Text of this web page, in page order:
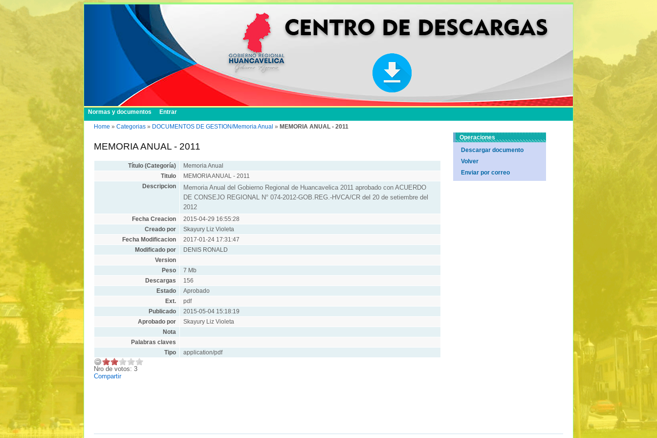
Normas y documentos Entrar
Home » Categorias » DOCUMENTOS DE GESTION/Memoria Anual » MEMORIA ANUAL - 2011
MEMORIA ANUAL - 2011
Título (Categoría)
Memoria Anual
Titulo
MEMORIA ANUAL - 2011
Descripcion
Memoria Anual del Gobierno Regional de Huancavelica 2011 aprobado con ACUERDO
DE CONSEJO REGIONAL N° 074-2012-GOB.REG.-HVCA/CR del 20 de setiembre del
2012
Fecha Creacion
2015-04-29 16:55:28
Creado por
Skayury Liz Violeta
Fecha Modificacion
2017-01-24 17:31:47
Modificado por
DENIS RONALD
Version
Peso
7 Mb
Descargas
156
Estado
Aprobado
Ext.
pdf
Publicado
2015-05-04 15:18:19
Aprobado por
Skayury Liz Violeta
Nota
Palabras claves
Tipo
application/pdf
Nro de votos: 3
Compartir
Operaciones
Descargar documento
Volver
Enviar por correo